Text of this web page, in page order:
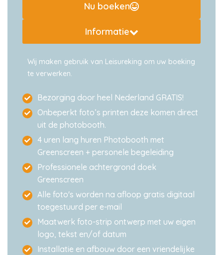
Nu boeken
Informatie
Wij maken gebruik van Leisureking om uw boeking
te verwerken.
Bezorging door heel Nederland GRATIS!
Onbeperkt foto’s printen deze komen direct
uit de photobooth.
4 uren lang huren Photobooth met
Greenscreen + personele begeleiding
Professionele achtergrond doek
Greenscreen
Alle foto's worden na afloop gratis digitaal
toegestuurd per e-mail
Maatwerk foto-strip ontwerp met uw eigen
logo, tekst en/of datum
Installatie en afbouw door een vriendelijke